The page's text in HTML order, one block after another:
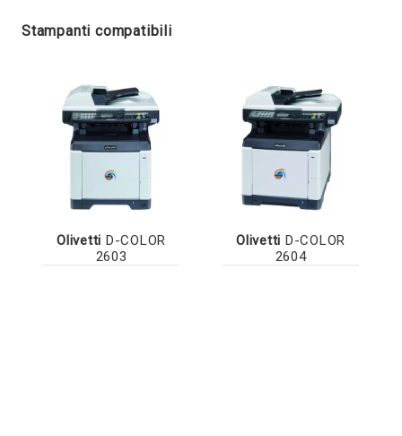
Stampanti compatibili
Olivetti D-COLOR
2603
Olivetti D-COLOR
2604